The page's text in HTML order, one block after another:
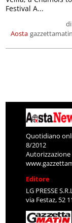
Aosta
di
gazzettamatin
Festival A...
Quotidiano
8/2012
Editore
LG PRESSE
via Festaz, 52